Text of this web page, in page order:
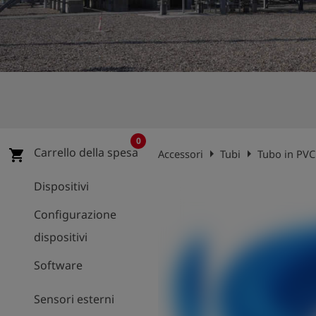
shopping_cart Carrello della spesa
0
Dispositivi
Configurazione
dispositivi
Software
Sensori esterni
Accessori arrow_right Tubi arrow_right Tubo in